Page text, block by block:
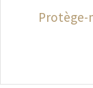
Protège-